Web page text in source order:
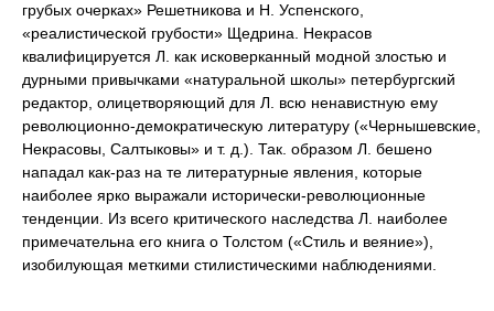
грубых очерках» Решетникова и Н. Успенского,
«реалистической грубости» Щедрина. Некрасов
квалифицируется Л. как исковерканный модной злостью и
дурными привычками «натуральной школы» петербургский
редактор, олицетворяющий для Л. всю ненавистную ему
революционно-демократическую литературу («Чернышевские,
Некрасовы, Салтыковы» и т. д.). Так. образом Л. бешено
нападал как-раз на те литературные явления, которые
наиболее ярко выражали исторически-революционные
тенденции. Из всего критического наследства Л. наиболее
примечательна его книга о Толстом («Стиль и веяние»),
изобилующая меткими стилистическими наблюдениями.